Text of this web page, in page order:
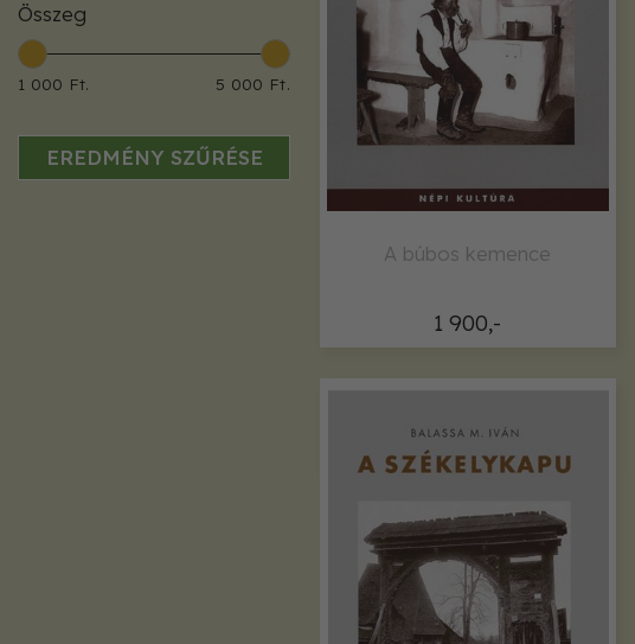
1 900,-
A búbos kemence
Összeg
1 000 Ft. 5 000 Ft.
EREDMÉNY SZŰRÉSE